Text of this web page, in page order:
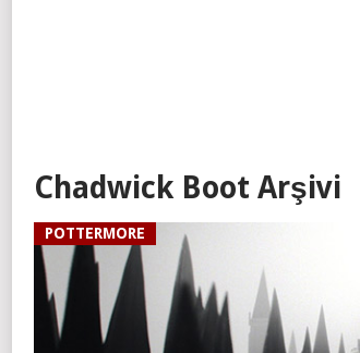
Chadwick Boot Arşivi
POTTERMORE